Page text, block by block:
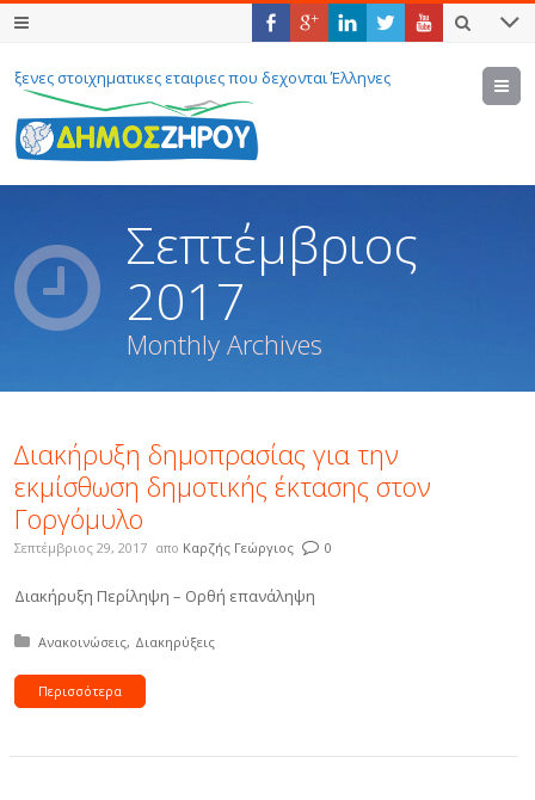
ξενες στοιχηματικες εταιριες που δεχονται Έλληνες
Σεπτέμβριος
2017
Monthly Archives
∆ιακήρυξη δηµοπρασίας για την
εκµίσθωση δηµοτικής έκτασης στον
Γοργόμυλο
Σεπτέμβριος 29, 2017 απο Καρζής Γεώργιος 0
Διακήρυξη Περίληψη – Ορθή επανάληψη
Δημοσιεύτηκε σε:
Ανακοινώσεις Διακηρύξεις
Περισσότερα